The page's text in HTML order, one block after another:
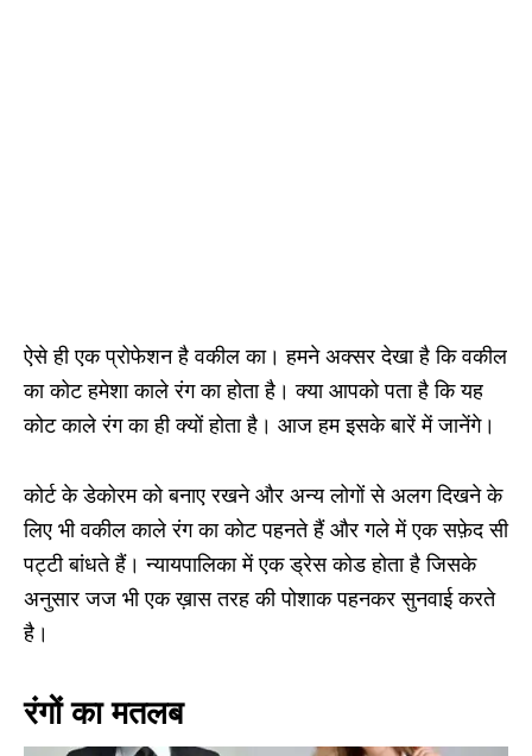
ऐसे ही एक प्रोफेशन है वकील का। हमने अक्सर देखा है कि वकील
का कोट हमेशा काले रंग का होता है। क्या आपको पता है कि यह
कोट काले रंग का ही क्यों होता है। आज हम इसके बारें में जानेंगे।
कोर्ट के डेकोरम को बनाए रखने और अन्य लोगों से अलग दिखने के
लिए भी वकील काले रंग का कोट पहनते हैं और गले में एक सफ़ेद सी
पट्टी बांधते हैं। न्यायपालिका में एक ड्रेस कोड होता है जिसके
अनुसार जज भी एक ख़ास तरह की पोशाक पहनकर सुनवाई करते
है।
रंगों का मतलब